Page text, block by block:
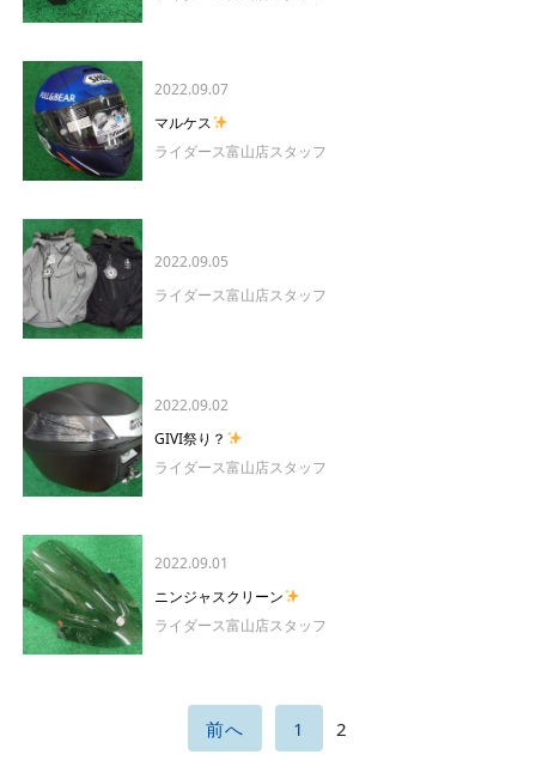
2022.09.07
マルケス
ライダース富山店スタッフ
2022.09.05
ライダース富山店スタッフ
2022.09.02
GIVI祭り？
ライダース富山店スタッフ
2022.09.01
ニンジャスクリーン
ライダース富山店スタッフ
前へ 1 2